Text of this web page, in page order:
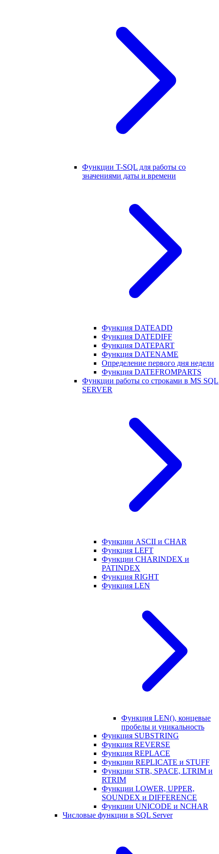
Функции T-SQL для работы со
значениями даты и времени
Функция DATEADD
Функция DATEDIFF
Функция DATEPART
Функция DATENAME
Определение первого дня недели
Функция DATEFROMPARTS
Функции работы со строками в MS SQL
SERVER
Функции ASCII и CHAR
Функция LEFT
Функции CHARINDEX и
PATINDEX
Функция RIGHT
Функция LEN
Функция LEN(), концевые
пробелы и уникальность
Функция SUBSTRING
Функция REVERSE
Функция REPLACE
Функции REPLICATE и STUFF
Функции STR, SPACE, LTRIM и
RTRIM
Функции LOWER, UPPER,
SOUNDEX и DIFFERENCE
Функции UNICODE и NCHAR
Числовые функции в SQL Server